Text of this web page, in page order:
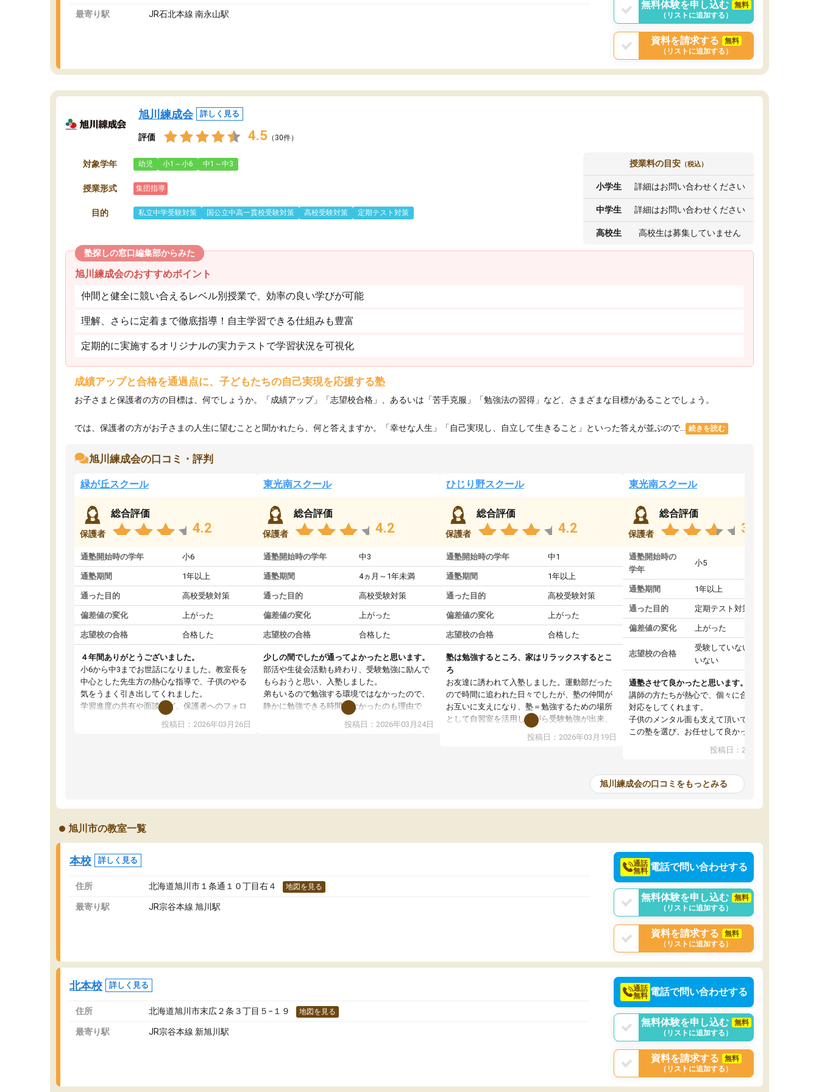
最寄り駅 JR石北本線 南永山駅
無料体験を申し込む
無料
（リストに追加する）
資料を請求する
無料
（リストに追加する）
旭川練成会 詳しく見る
評価 4.5 （30件）
対象学年 幼児 小1～小6 中1～中3
授業形式 集団指導
目的 私立中学受験対策 国公立中高一貫校受験対策 高校受験対策 定期テスト対策
授業料の目安 （税込）
小学生 詳細はお問い合わせください
中学生 詳細はお問い合わせください
高校生 高校生は募集していません
塾探しの窓口編集部からみた
旭川練成会のおすすめポイント
仲間と健全に競い合えるレベル別授業で、効率の良い学びが可能
理解、さらに定着まで徹底指導！自主学習できる仕組みも豊富
定期的に実施するオリジナルの実力テストで学習状況を可視化
成績アップと合格を通過点に、子どもたちの自己実現を応援する塾
お子さまと保護者の方の目標は、何でしょうか。「成績アップ」「志望校合格」、あるいは「苦手克服」「勉強法の習得」など、さまざまな目標があることでしょう。
では、保護者の方がお子さまの人生に望むことと聞かれたら、何と答えますか。「幸せな人生」「自己実現し、自立して生きること」といった答えが並ぶので... 続きを読む
旭川練成会の口コミ・評判
緑が丘スクール
保護者
総合評価
4.2
通塾開始時の学年 小6
通塾期間 1年以上
通った目的 高校受験対策
偏差値の変化 上がった
志望校の合格 合格した
４年間ありがとうございました。
​小6から中3までお世話になりました。教室長を
中心とした先生方の熱心な指導で、子供のやる
気をうまく引き出してくれました。
​学習進度の共有や面談など、保護者へのフォロ
ーも非常に丁寧で、受験当日まで安心して任せ
ることができました。学力向上はもちろん、人
投稿日：2026年03月26日
東光南スクール
保護者
総合評価
4.2
通塾開始時の学年 中3
通塾期間 4ヵ月～1年未満
通った目的 高校受験対策
偏差値の変化 上がった
志望校の合格 合格した
少しの間でしたが通ってよかったと思います。
部活や生徒会活動も終わり、受験勉強に励んで
もらおうと思い、入塾しました。
弟もいるので勉強する環境ではなかったので、
静かに勉強できる時間がなかったのも理由で
勉強の仕方でテストの点数や内心点も上がるの
投稿日：2026年03月24日
ひじり野スクール
保護者
総合評価
4.2
通塾開始時の学年 中1
通塾期間 1年以上
通った目的 高校受験対策
偏差値の変化 上がった
志望校の合格 合格した
塾は勉強するところ、家はリラックスするとこ
ろ
お友達に誘われて入塾しました。運動部だった
ので時間に追われた日々でしたが、塾の仲間が
お互いに支えになり、塾＝勉強するための場所
として自習室を活用しながら受験勉強が出来、
その分家ではゆっくりと過ごせました。先生方
の異動の多い時期に当たりましたが、どの先生
塾から子供達へのアドバイスは大変助かりまし
投稿日：2026年03月19日
東光南スクール
保護者
総合評価
3.8
通塾開始時の
学年
小5
通塾期間 1年以上
通った目的 定期テスト対策
偏差値の変化 上がった
志望校の合格
受験していない/結果が出て
いない
通塾させて良かったと思います。
講師の方たちが熱心で、個々に合った声掛け、
対応をしてくれます。
子供のメンタル面も支えて頂いているので、こ
この塾を選び、お任せして良かったと思ってい
投稿日：2025年08月09日
旭川練成会の口コミをもっとみる
旭川市の教室一覧
本校 詳しく見る
住所 北海道旭川市１条通１０丁目右４ 地図を見る
最寄り駅 JR宗谷本線 旭川駅
通話
無料 電話で問い合わせする
無料体験を申し込む
無料
（リストに追加する）
資料を請求する
無料
（リストに追加する）
北本校 詳しく見る
住所 北海道旭川市末広２条３丁目５−１９ 地図を見る
最寄り駅 JR宗谷本線 新旭川駅
通話
無料 電話で問い合わせする
無料体験を申し込む
無料
（リストに追加する）
資料を請求する
無料
（リストに追加する）